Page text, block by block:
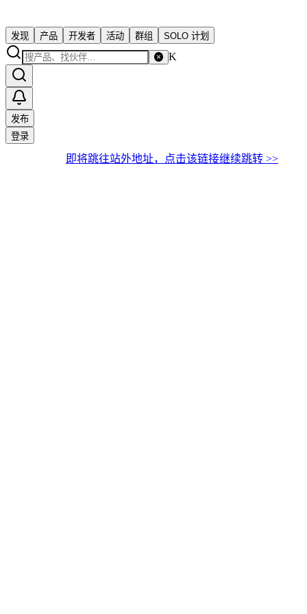
发现 产品 开发者 活动 群组 SOLO 计划
K
发布
登录
即将跳往站外地址，点击该链接继续跳转 >>